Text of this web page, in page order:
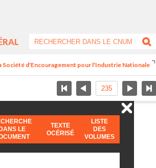
Société d'Encouragement pour l'Industrie Nationale
DANS LE
TEXTE
OCÉRISÉ
LISTE
DES
VOLUMES